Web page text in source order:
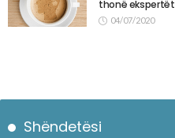
thonë ekspertët
04/07/2020
Shëndetësi